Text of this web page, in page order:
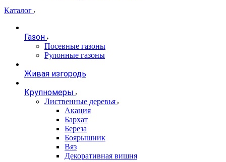
Каталог
Газон
Посевные газоны
Рулонные газоны
Живая изгородь
Крупномеры
Лиственные деревья
Акация
Бархат
Береза
Боярышник
Вяз
Декоративная вишня